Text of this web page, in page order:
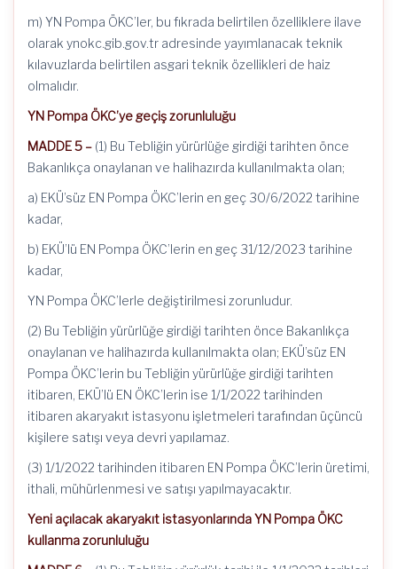
m) YN Pompa ÖKC’ler, bu fıkrada belirtilen özelliklere ilave
olarak ynokc.gib.gov.tr adresinde yayımlanacak teknik
kılavuzlarda belirtilen asgari teknik özellikleri de haiz
olmalıdır.
YN Pompa ÖKC’ye geçiş zorunluluğu
MADDE 5 – (1) Bu Tebliğin yürürlüğe girdiği tarihten önce
Bakanlıkça onaylanan ve halihazırda kullanılmakta olan;
a) EKÜ’süz EN Pompa ÖKC’lerin en geç 30/6/2022 tarihine
kadar,
b) EKÜ’lü EN Pompa ÖKC’lerin en geç 31/12/2023 tarihine
kadar,
YN Pompa ÖKC’lerle değiştirilmesi zorunludur.
(2) Bu Tebliğin yürürlüğe girdiği tarihten önce Bakanlıkça
onaylanan ve halihazırda kullanılmakta olan; EKÜ’süz EN
Pompa ÖKC’lerin bu Tebliğin yürürlüğe girdiği tarihten
itibaren, EKÜ’lü EN ÖKC’lerin ise 1/1/2022 tarihinden
itibaren akaryakıt istasyonu işletmeleri tarafından üçüncü
kişilere satışı veya devri yapılamaz.
(3) 1/1/2022 tarihinden itibaren EN Pompa ÖKC’lerin üretimi,
ithali, mühürlenmesi ve satışı yapılmayacaktır.
Yeni açılacak akaryakıt istasyonlarında YN Pompa ÖKC
kullanma zorunluluğu